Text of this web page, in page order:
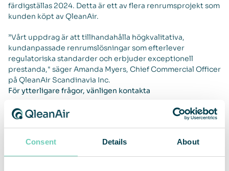
Consent Details About
färdigställas 2024. Detta är ett av flera renrumsprojekt som
kunden köpt av QleanAir.
”Vårt uppdrag är att tillhandahålla högkvalitativa,
kundanpassade renrumslösningar som efterlever
regulatoriska standarder och erbjuder exceptionell
prestanda," säger Amanda Myers, Chief Commercial Officer
på QleanAir Scandinavia Inc.
För ytterligare frågor, vänligen kontakta
Sebastian Lindström, VD
sebastian.lindstrom@qleanair.com
Om QleanAir